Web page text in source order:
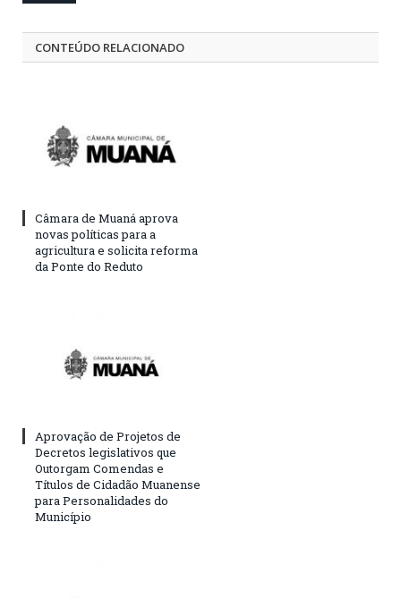
CONTEÚDO RELACIONADO
Câmara de Muaná aprova
novas políticas para a
agricultura e solicita reforma
da Ponte do Reduto
Aprovação de Projetos de
Decretos legislativos que
Outorgam Comendas e
Títulos de Cidadão Muanense
para Personalidades do
Município